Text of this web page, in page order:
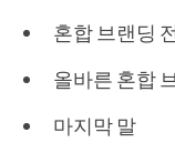
혼합 브랜딩
올바른 혼합
마지막 말